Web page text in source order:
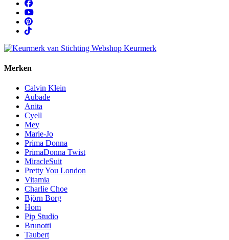
Merken
Calvin Klein
Aubade
Anita
Cyell
Mey
Marie-Jo
Prima Donna
PrimaDonna Twist
MiracleSuit
Pretty You London
Vitamia
Charlie Choe
Björn Borg
Hom
Pip Studio
Brunotti
Taubert